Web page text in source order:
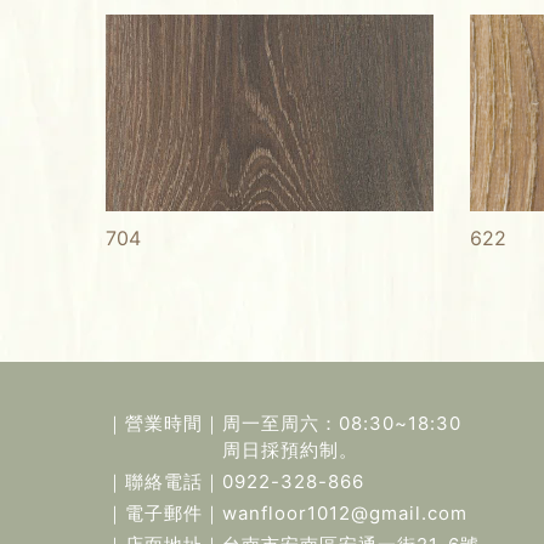
704 622
｜營業時間｜ 周一至周六：08:30~18:30
周日採預約制。
｜聯絡電話｜ 0922-328-866
｜電子郵件｜ wanfloor1012@gmail.com